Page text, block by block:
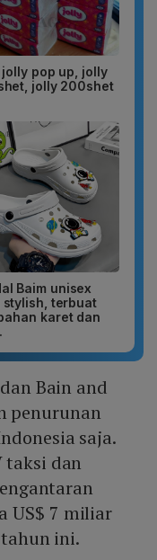
pop up, jolly
jolly 200shet
Baim unisex
stylish, terbuat
karet dan
Bain and
penurunan
saja.
taksi dan
US$ 7 miliar
ini.